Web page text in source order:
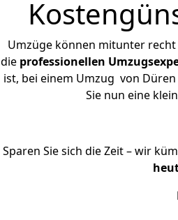
Umzüge können mitunter
die professionellen
ist, bei einem Umzug von
Sie nun eine
Sparen Sie sich die Zeit – wir